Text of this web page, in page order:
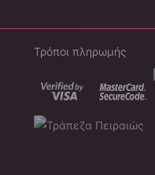
Τρόποι πληρωμής